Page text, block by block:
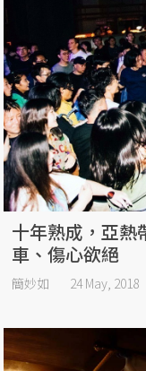
十年熟成，亞熱
車、傷心欲絕
簡妙如 24 May, 2018